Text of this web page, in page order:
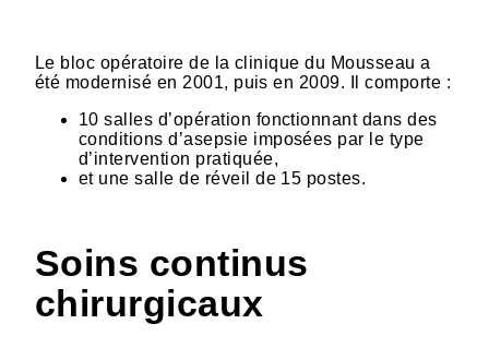
Le bloc opératoire de la clinique du Mousseau a
été modernisé en 2001, puis en 2009. Il comporte :
10 salles d’opération fonctionnant dans des
conditions d’asepsie imposées par le type
d’intervention pratiquée,
et une salle de réveil de 15 postes.
Soins continus
chirurgicaux